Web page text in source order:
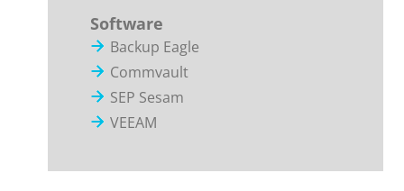
Software
Backup Eagle
Commvault
SEP Sesam
VEEAM